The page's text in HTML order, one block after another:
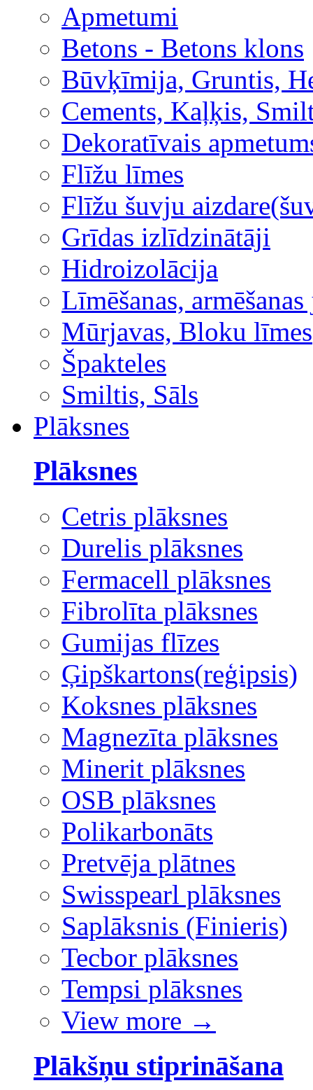
Apmetumi
Betons - Betons klons
Būvķīmija, Gruntis,
Cements, Kaļķis,
Dekoratīvais
Flīžu līmes
Flīžu šuvju
Grīdas izlīdzinātāji
Hidroizolācija
Līmēšanas, armēšanas
Mūrjavas, Bloku līmes
Špakteles
Smiltis, Sāls
Plāksnes
Plāksnes
Cetris plāksnes
Durelis plāksnes
Fermacell plāksnes
Fibrolīta plāksnes
Gumijas flīzes
Ģipškartons(reģipsis)
Koksnes plāksnes
Magnezīta plāksnes
Minerit plāksnes
OSB plāksnes
Polikarbonāts
Pretvēja plātnes
Swisspearl plāksnes
Saplāksnis (Finieris)
Tecbor plāksnes
Tempsi plāksnes
View more →
Plākšņu stiprināšana